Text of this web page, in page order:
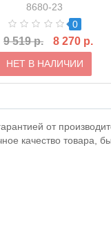
8680-23
0
9 519 р. 8 270 р.
НЕТ В НАЛИЧИИ
от
качество товара,